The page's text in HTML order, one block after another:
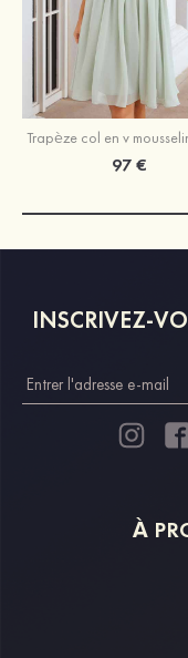
97 €
INSCRIVEZ-
À